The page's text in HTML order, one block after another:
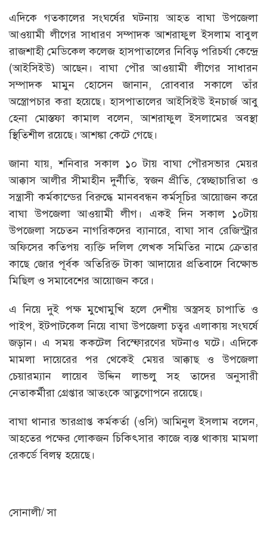
এদিকে গতকালের সংঘর্ষের ঘটনায় আহত বাঘা উপজেলা
আওয়ামী লীগের সাধারণ সম্পাদক আশরাফুল ইসলাম বাবুল
রাজশাহী মেডিকেল কলেজ হাসপাতালের নিবিড় পরিচর্যা কেন্দ্রে
(আইসিইউ) আছেন। বাঘা পৌর আওয়ামী লীগের সাধারন
সম্পাদক মামুন হোসেন জানান, রোববার সকালে তাঁর
অস্ত্রোপচার করা হয়েছে। হাসপাতালের আইসিইউ ইনচার্জ আবু
হেনা মোস্তফা কামাল বলেন, আশরাফুল ইসলামের অবস্থা
স্থিতিশীল রয়েছে। আশঙ্কা কেটে গেছে।
জানা যায়, শনিবার সকাল ১০ টায় বাঘা পৌরসভার মেয়র
আক্কাস আলীর সীমাহীন দুর্নীতি, স্বজন প্রীতি, স্বেচ্ছাচারিতা ও
সন্ত্রাসী কর্মকান্ডের বিরুদ্ধে মানববন্ধন কর্মসূচির আয়োজন করে
বাঘা উপজেলা আওয়ামী লীগ। একই দিন সকাল ১০টায়
উপজেলা সচেতন নাগরিকদের ব্যানারে, বাঘা সাব রেজিস্ট্রার
অফিসের কতিপয় ব্যক্তি দলিল লেখক সমিতির নামে ক্রেতার
কাছে জোর পূর্বক অতিরিক্ত টাকা আদায়ের প্রতিবাদে বিক্ষোভ
মিছিল ও সমাবেশের আয়োজন করে।
এ নিয়ে দুই পক্ষ মুখোমুখি হলে দেশীয় অস্ত্রসহ চাপাতি ও
পাইপ, ইটপাটকেল নিয়ে বাঘা উপজেলা চত্বর এলাকায় সংঘর্ষে
জড়ান। এ সময় ককটেল বিস্ফোরণের ঘটনাও ঘটে। এদিকে
মামলা দায়েরের পর থেকেই মেয়র আক্কাছ ও উপজেলা
চেয়ারম্যান লায়েব উদ্দিন লাভলু সহ তাদের অনুসারী
নেতাকর্মীরা গ্রেপ্তার আতংকে আত্নগোপনে রয়েছে।
বাঘা থানার ভারপ্রাপ্ত কর্মকর্তা (ওসি) আমিনুল ইসলাম বলেন,
আহতের পক্ষের লোকজন চিকিৎসার কাজে ব্যস্ত থাকায় মামলা
রেকর্ডে বিলম্ব হয়েছে।
সোনালী/ সা